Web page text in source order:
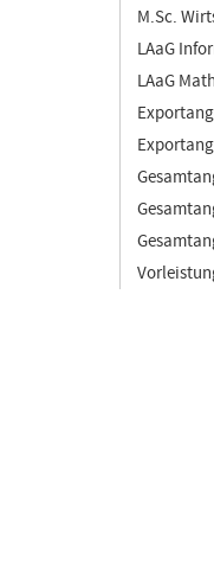
M.Sc.
LAaG
LAaG